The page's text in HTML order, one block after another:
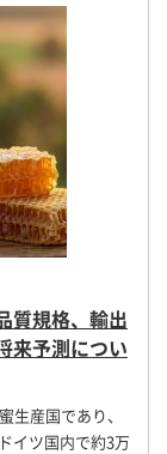
質規格、輸出
来予測につい
生産国であり、
イツ国内で約3万